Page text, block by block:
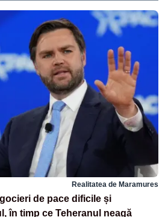
Realitatea de Maramures
de pace dificile și
în timp ce Teheranul neagă